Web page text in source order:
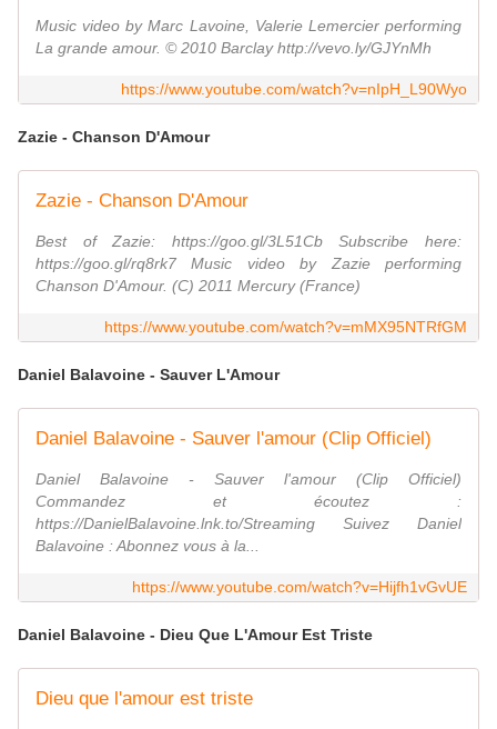
Music video by Marc Lavoine, Valerie Lemercier performing
La grande amour. © 2010 Barclay http://vevo.ly/GJYnMh
https://www.youtube.com/watch?v=nIpH_L90Wyo
Zazie - Chanson D'Amour
Zazie - Chanson D'Amour
Best of Zazie: https://goo.gl/3L51Cb Subscribe here:
https://goo.gl/rq8rk7 Music video by Zazie performing
Chanson D'Amour. (C) 2011 Mercury (France)
https://www.youtube.com/watch?v=mMX95NTRfGM
Daniel Balavoine - Sauver L'Amour
Daniel Balavoine - Sauver l'amour (Clip Officiel)
Daniel Balavoine - Sauver l'amour (Clip Officiel)
Commandez et écoutez :
https://DanielBalavoine.lnk.to/Streaming Suivez Daniel
Balavoine : Abonnez vous à la...
https://www.youtube.com/watch?v=Hijfh1vGvUE
Daniel Balavoine - Dieu Que L'Amour Est Triste
Dieu que l'amour est triste